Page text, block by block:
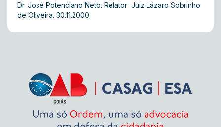
Dr. José Potenciano Neto. Relator  Juiz Lázaro Sobrinho
de Oliveira. 30.11.2000.